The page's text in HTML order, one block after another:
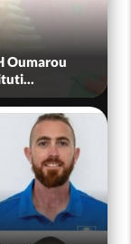
Oumarou